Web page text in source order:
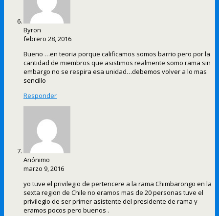
Byron
febrero 28, 2016
Bueno …en teoria porque calificamos somos barrio pero por la
cantidad de miembros que asistimos realmente somo rama sin
embargo no se respira esa unidad…debemos volver a lo mas
sencillo
Responder
Anónimo
marzo 9, 2016
yo tuve el privilegio de pertencere a la rama Chimbarongo en la
sexta region de Chile no eramos mas de 20 personas tuve el
privilegio de ser primer asistente del presidente de rama y
eramos pocos pero buenos .